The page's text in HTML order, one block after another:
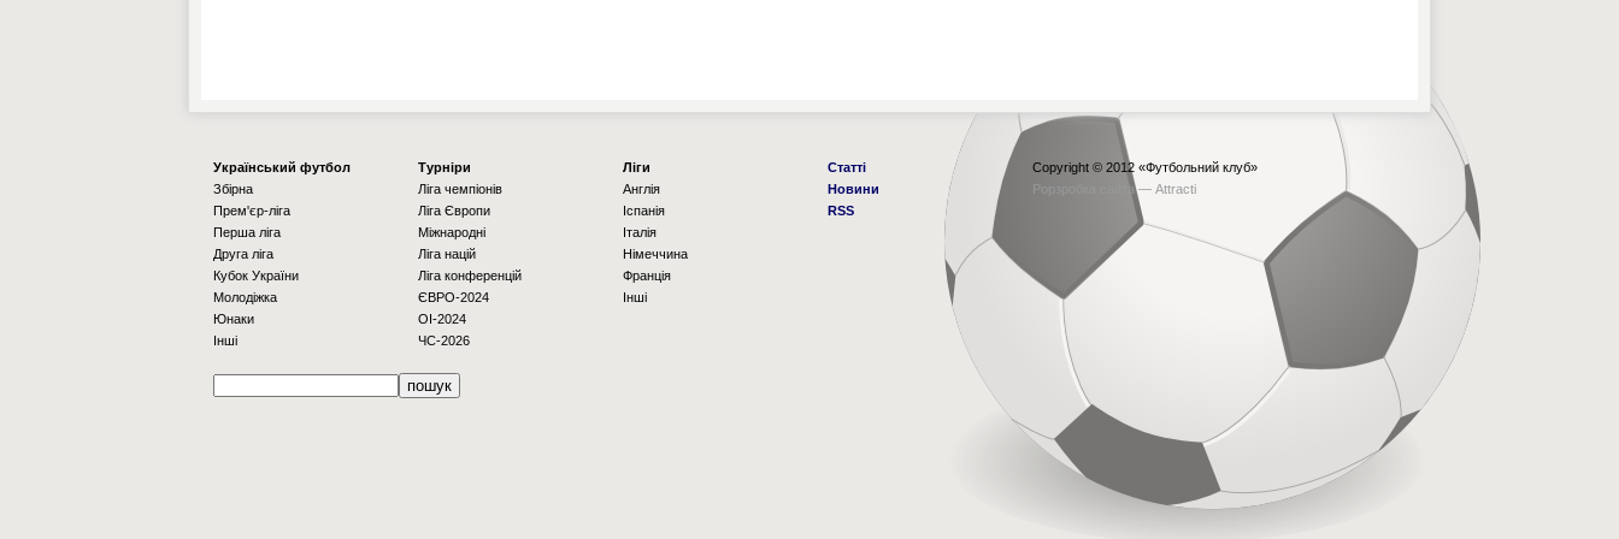
Українcький футбол
Збірна
Прем'єр-ліга
Перша ліга
Друга ліга
Кубок України
Молодіжка
Юнаки
Інші
Турніри
Ліга чемпіонів
Ліга Європи
Міжнародні
Ліга націй
Ліга конференцій
ЄВРО-2024
OI-2024
ЧС-2026
Ліги
Англія
Іспанія
Італія
Німеччина
Франція
Інші
Статті
Новини
RSS
Copyright © 2012 «Футбольний клуб»
Рорзробка сайта — Attracti